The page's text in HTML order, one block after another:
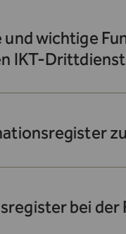
und wichtige
IKT-
bei der